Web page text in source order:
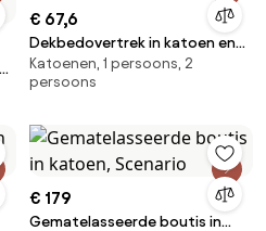
€ 67,6
Dekbedovertrek in katoen en
tetra, Agathe
Katoenen, 1 persoons, 2
persoons
€ 179
Gematelasseerde boutis in